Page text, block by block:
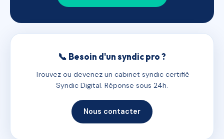
📞 Besoin d'un syndic pro ?
Trouvez ou devenez un cabinet syndic certifié
Syndic Digital. Réponse sous 24h.
Nous contacter